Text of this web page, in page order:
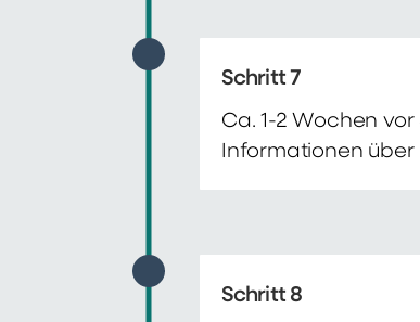
Schritt 7
Ca. 1-2 Wochen
Informationen über
Schritt 8